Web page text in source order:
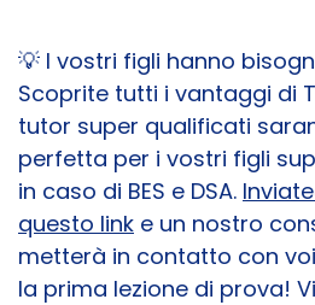
💡 I vostri figli hanno
Scoprite tutti i vantaggi di
tutor super qualificati
perfetta per i vostri figli
in caso di BES e DSA.
questo link e un nostro
metterà in contatto con
la prima lezione di prova!